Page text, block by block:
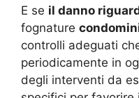
E se il danno
fognature
controlli adeguati
periodicamente in
degli interventi da